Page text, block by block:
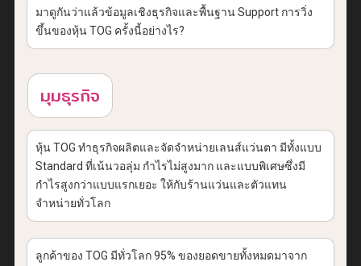
มาดูกันว่าแล้วข้อมูลเชิงธุรกิจและพื้นฐาน Support การวิ่ง
ขึ้นของหุ้น TOG ครั้งนี้อย่างไร?
มุมธุรกิจ
หุ้น TOG ทำธุรกิจผลิตและจัดจำหน่ายเลนส์แว่นตา มีทั้งแบบ
Standard ที่เน้นวอลุ่ม กำไรไม่สูงมาก และแบบพิเศษซึ่งมี
กำไรสูงกว่าแบบแรกเยอะ ให้กับร้านแว่นและตัวแทน
จำหน่ายทั่วโลก
ลูกค้าของ TOG มีทั่วโลก 95% ของยอดขายทั้งหมดมาจาก